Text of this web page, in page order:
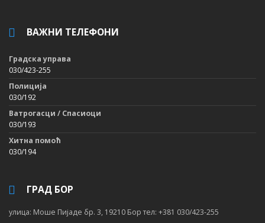
ВАЖНИ ТЕЛЕФОНИ
Градска управа
030/423-255
Полиција
030/192
Ватрогасци / Спасиоци
030/193
Хитна помоћ
030/194
ГРАД БОР
улица: Моше Пијаде бр. 3, 19210 Бор тел: +381 030/423-255